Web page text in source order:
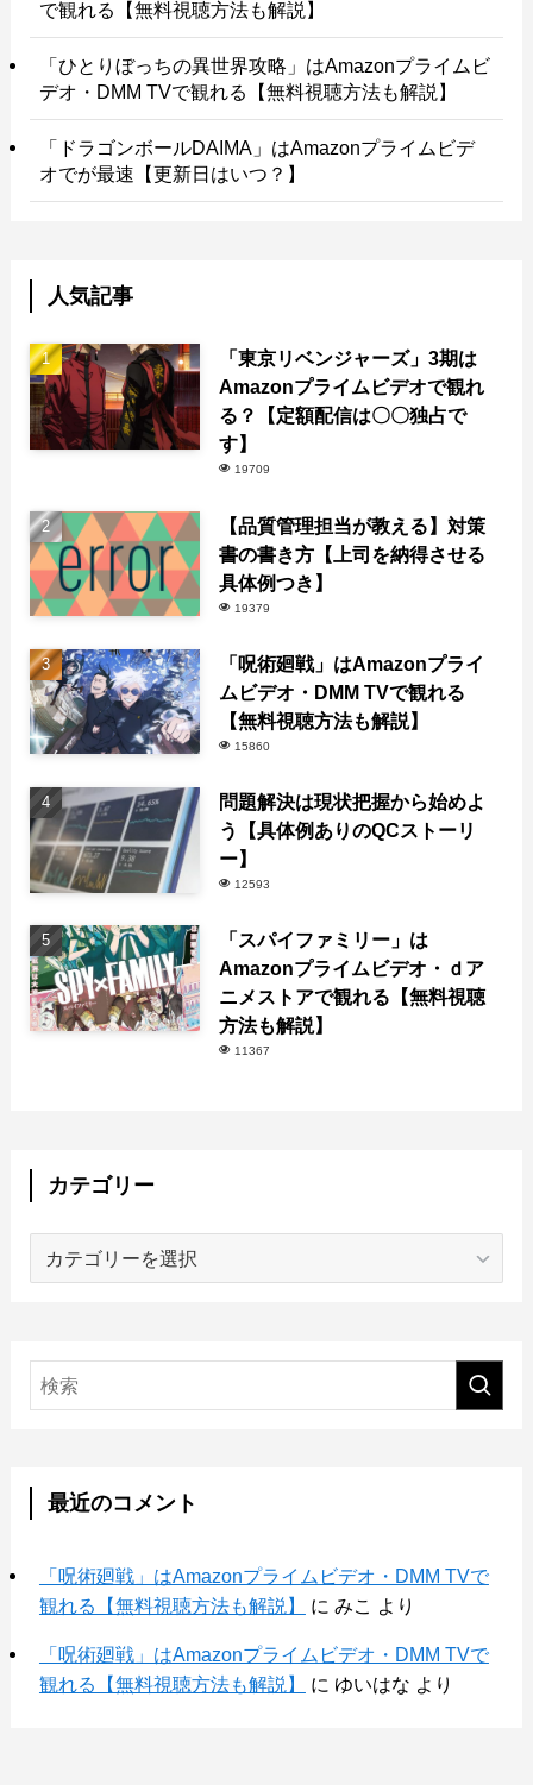
で観れる【無料視聴方法も解説】
「ひとりぼっちの異世界攻略」はAmazonプライムビ
デオ・DMM TVで観れる【無料視聴方法も解説】
「ドラゴンボールDAIMA」はAmazonプライムビデ
オでが最速【更新日はいつ？】
人気記事
「東京リベンジャーズ」3期は
Amazonプライムビデオで観れ
る？【定額配信は〇〇独占で
す】
19709
【品質管理担当が教える】対策
書の書き方【上司を納得させる
具体例つき】
19379
「呪術廻戦」はAmazonプライ
ムビデオ・DMM TVで観れる
【無料視聴方法も解説】
15860
問題解決は現状把握から始めよ
う【具体例ありのQCストーリ
ー】
12593
「スパイファミリー」は
Amazonプライムビデオ・ｄア
ニメストアで観れる【無料視聴
方法も解説】
11367
カテゴリー
ー
最近のコメント
「呪術廻戦」はAmazonプライムビデオ・DMM TVで
観れる【無料視聴方法も解説】
に みこ より
「呪術廻戦」はAmazonプライムビデオ・DMM TVで
観れる【無料視聴方法も解説】
に ゆいはな より